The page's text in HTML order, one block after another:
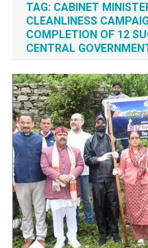
TAG: CABINET
CLEANLINESS
COMPLETION OF 12
CENTRAL